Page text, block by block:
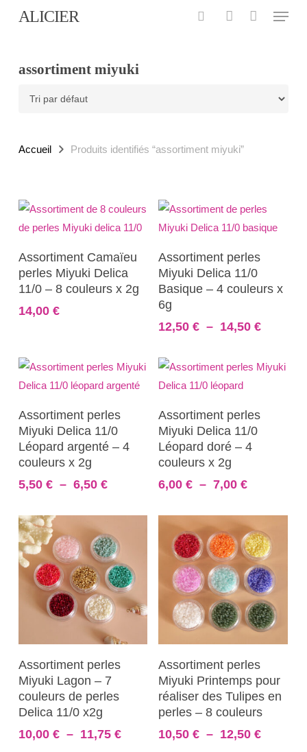
ALICIER Menu
assortiment miyuki
Accueil Produits identifiés “assortiment miyuki”
Ajouter Au Panier
Assortiment Camaïeu
perles Miyuki Delica
11/0 – 8 couleurs x 2g
14,00 €
Choix Des Options
produit
a
plusieurs
options
choisies
sur
la
page
du
Assortiment perles
Miyuki Delica 11/0
Basique – 4 couleurs x
6g
12,50€ – 14,50€Plage
12,50 €
Choix Des Options
produit
a
plusieurs
options
peuvent
être
choisies
du
produit
Assortiment perles
Miyuki Delica 11/0
Léopard argenté – 4
couleurs x 2g
5,50 € – 6,50 €Plage
prix :
à
6,50 €
Choix Des Options
produit
a
plusieurs
options
peuvent
être
choisies
page
du
produit
Assortiment perles
Miyuki Delica 11/0
Léopard doré – 4
couleurs x 2g
6,00€ – 7,00€Plage
prix :
6,00 €
à
7,00 €
Choix Des Options
produit
plusieurs
variations.
Assortiment perles
Miyuki Lagon – 7
couleurs de perles
Delica 11/0 x2g
10,00 € – 11,75 €Plage
Choix Des Options
produit
plusieurs
variations.
Assortiment perles
Miyuki Printemps pour
réaliser des Tulipes en
perles – 8 couleurs
10,50€ – 12,50€Plage